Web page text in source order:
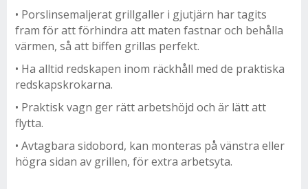
• Porslinsemaljerat grillgaller i gjutjärn har tagits
fram för att förhindra att maten fastnar och behålla
värmen, så att biffen grillas perfekt.
• Ha alltid redskapen inom räckhåll med de praktiska
redskapskrokarna.
• Praktisk vagn ger rätt arbetshöjd och är lätt att
flytta.
• Avtagbara sidobord, kan monteras på vänstra eller
högra sidan av grillen, för extra arbetsyta.